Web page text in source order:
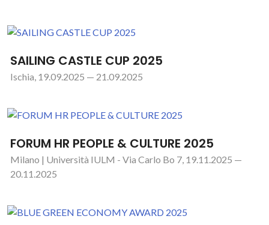
SAILING CASTLE CUP 2025
Ischia, 19.09.2025 — 21.09.2025
FORUM HR PEOPLE & CULTURE 2025
Milano | Università IULM - Via Carlo Bo 7, 19.11.2025 —
20.11.2025